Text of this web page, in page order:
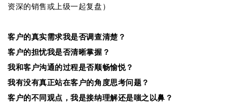
资深的销售或上级一起复盘）
客户的真实需求我是否调查清楚？
客户的担忧我是否清晰掌握？
我和客户沟通的过程是否顺畅愉悦？
我有没有真正站在客户的角度思考问题？
客户的不同观点，我是接纳理解还是嗤之以鼻？